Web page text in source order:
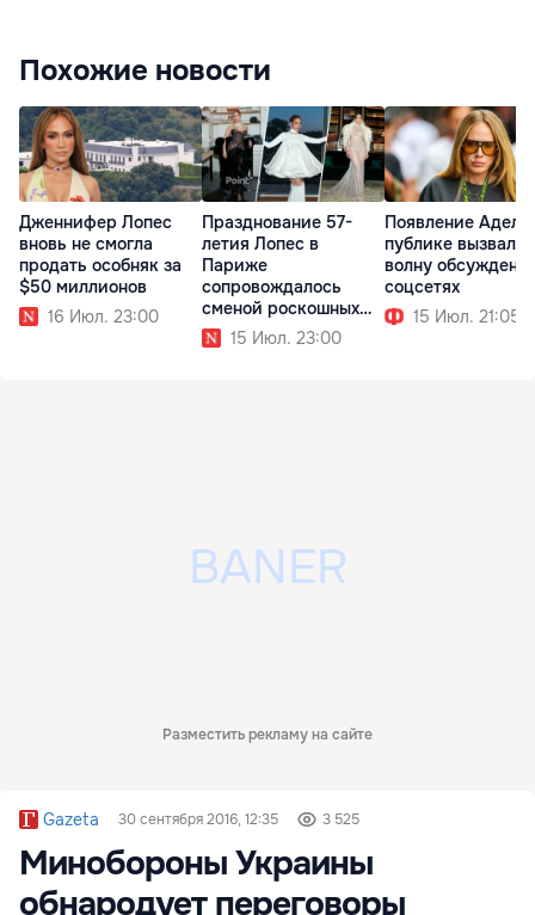
Похожие новости
Дженнифер Лопес
вновь не смогла
продать особняк за
$50 миллионов
16 Июл. 23:00
Празднование 57-
летия Лопес в
Париже
сопровождалось
сменой роскошных
образов
15 Июл. 23:00
Появление Адель
публике вызвало
волну
соцсетях
15 Июл. 21:05
Разместить рекламу на сайте
Gazeta 30 сентября 2016, 12:35 3 525
Минобороны Украины
обнародует переговоры